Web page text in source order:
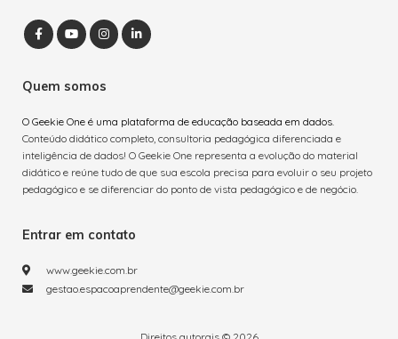
Quem somos
O Geekie One é uma plataforma de educação baseada em dados.
Conteúdo didático completo, consultoria pedagógica diferenciada e
inteligência de dados! O Geekie One representa a evolução do material
didático e reúne tudo de que sua escola precisa para evoluir o seu projeto
pedagógico e se diferenciar do ponto de vista pedagógico e de negócio.
Entrar em contato
www.geekie.com.br
gestao.espacoaprendente@geekie.com.br